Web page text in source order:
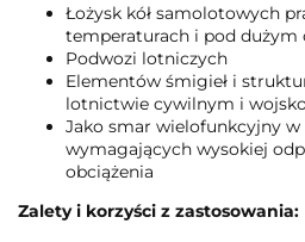
Łożysk kół samolotowych
temperaturach i pod dużym
Podwozi lotniczych
Elementów śmigieł i
lotnictwie cywilnym i
Jako smar wielofunkcyjny
wymagających wysokiej
obciążenia
Zalety i korzyści z zastosowania: